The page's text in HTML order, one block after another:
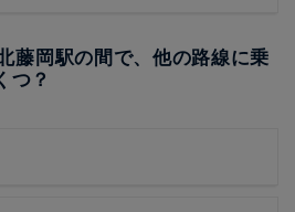
藤岡駅の間で、他の路線に乗
つ？